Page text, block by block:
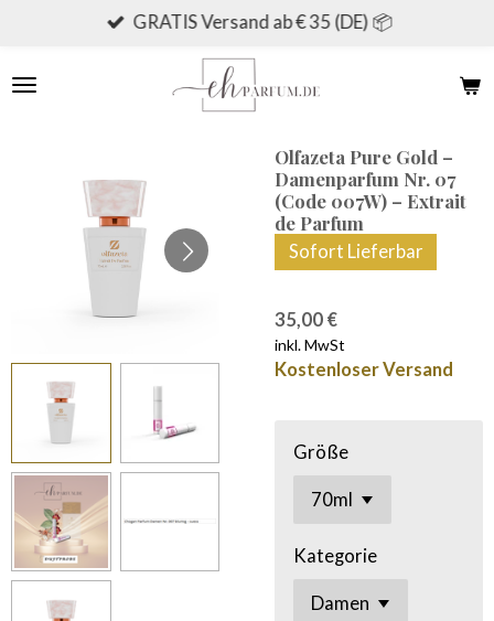
springen
GRATIS Versand ab € 35 (DE) 📦
Olfazeta Pure Gold –
Damenparfum Nr. 07
(Code 007W) – Extrait
de Parfum
Sofort Lieferbar
35,00 €
inkl. MwSt
Kostenloser Versand
Größe
Kategorie